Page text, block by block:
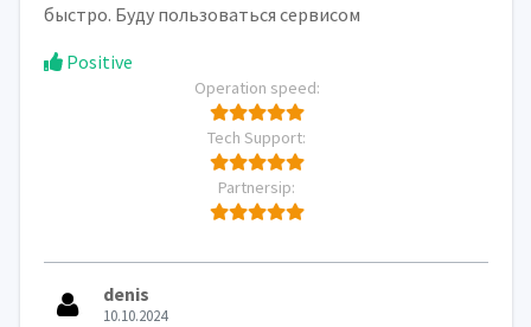
быстро. Буду пользоваться сервисом
Positive
Operation speed:
Tech Support:
Partnersip:
denis
10.10.2024